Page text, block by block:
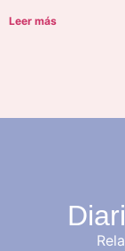
Leer más